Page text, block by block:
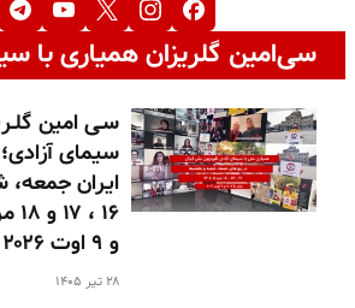
سی‌امین گلریزان همیاری با
سـی امین
سیمای
ایران
و ۹ اوت ۲۰۲۶
۲۸ تیر ۱۴۰۵